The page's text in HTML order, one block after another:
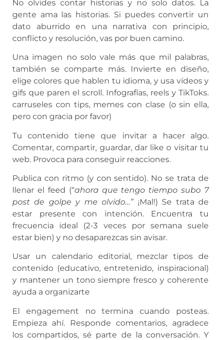
No olvides contar historias y no solo datos. La
gente ama las historias. Si puedes convertir un
dato aburrido en una narrativa con principio,
conflicto y resolución, vas por buen camino.
Una imagen no solo vale más que mil palabras,
también se comparte más. Invierte en diseño,
elige colores que hablen tu idioma, y usa vídeos y
gifs que paren el scroll. Infografías, reels y TikToks.
carruseles con tips, memes con clase (o sin ella,
pero con gracia por favor)
Tu contenido tiene que invitar a hacer algo.
Comentar, compartir, guardar, dar like o visitar tu
web. Provoca para conseguir reacciones.
Publica con ritmo (y con sentido). No se trata de
llenar el feed (“ahora que tengo tiempo subo 7
post de golpe y me olvido…”¡Mal!) Se trata de
estar presente con intención. Encuentra tu
frecuencia ideal (2-3 veces por semana suele
estar bien) y no desaparezcas sin avisar.
Usar un calendario editorial, mezclar tipos de
contenido (educativo, entretenido, inspiracional)
y mantener un tono siempre fresco y coherente
ayuda a organizarte
El engagement no termina cuando posteas.
Empieza ahí. Responde comentarios, agradece
los compartidos, sé parte de la conversación. Y